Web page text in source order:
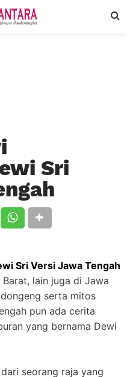
Sri
Sri Versi Jawa Tengah
lain juga di Jawa
serta mitos
pun ada cerita
yang bernama Dewi
seorang raja yang